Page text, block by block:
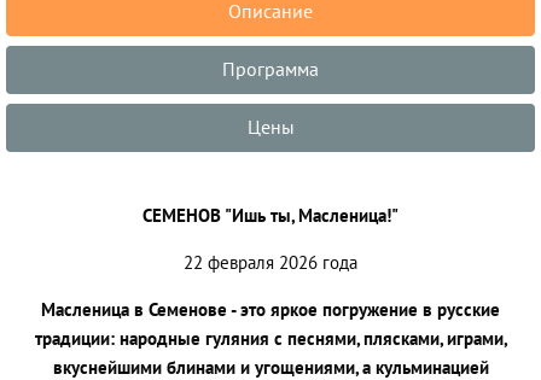
Описание
Программа
Цены
СЕМЕНОВ "Ишь ты, Масленица!"
22 февраля 2026 года
Масленица в Семенове - это яркое погружение в русские
традиции: народные гуляния с песнями, плясками, играми,
вкуснейшими блинами и угощениями, а кульминацией